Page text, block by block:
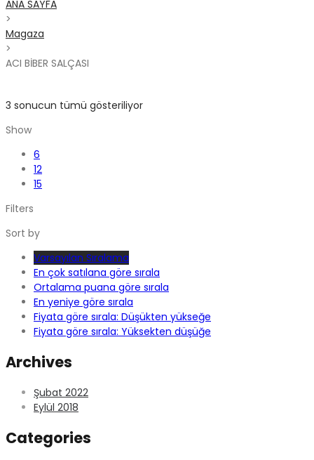
ANA SAYFA
>
Magaza
>
ACI BİBER SALÇASI
3 sonucun tümü gösteriliyor
Show
6
12
15
Filters
Sort by
Varsayılan Sıralama
En çok satılana göre sırala
Ortalama puana göre sırala
En yeniye göre sırala
Fiyata göre sırala: Düşükten yükseğe
Fiyata göre sırala: Yüksekten düşüğe
Archives
Şubat 2022
Eylül 2018
Categories